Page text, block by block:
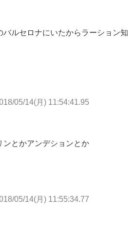
バルセロナにいたからラーション知
05/14(月) 11:54:41.95
ンとかアンデションとか
05/14(月) 11:55:34.77